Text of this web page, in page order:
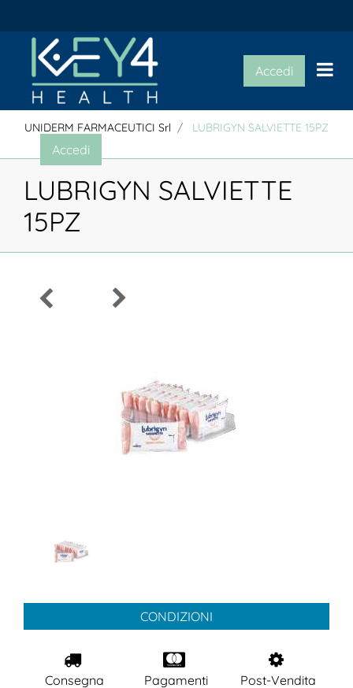
Accedi
Accedi
UNIDERM FARMACEUTICI Srl LUBRIGYN SALVIETTE 15PZ
LUBRIGYN SALVIETTE
15PZ
CONDIZIONI
Consegna Pagamenti Post-Vendita